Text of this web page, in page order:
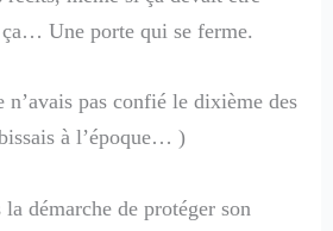
Une porte qui se ferme.
pas confié le dixième des
à l’époque… )
démarche de protéger son